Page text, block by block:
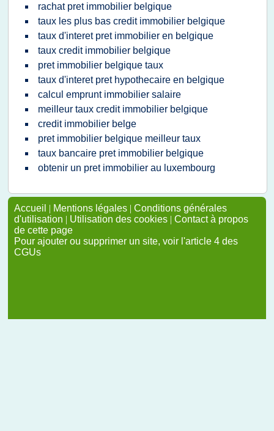
rachat pret immobilier belgique
taux les plus bas credit immobilier belgique
taux d'interet pret immobilier en belgique
taux credit immobilier belgique
pret immobilier belgique taux
taux d'interet pret hypothecaire en belgique
calcul emprunt immobilier salaire
meilleur taux credit immobilier belgique
credit immobilier belge
pret immobilier belgique meilleur taux
taux bancaire pret immobilier belgique
obtenir un pret immobilier au luxembourg
Accueil | Mentions légales | Conditions générales
d'utilisation | Utilisation des cookies | Contact à propos
de cette page
Pour ajouter ou supprimer un site, voir l'article 4 des
CGUs